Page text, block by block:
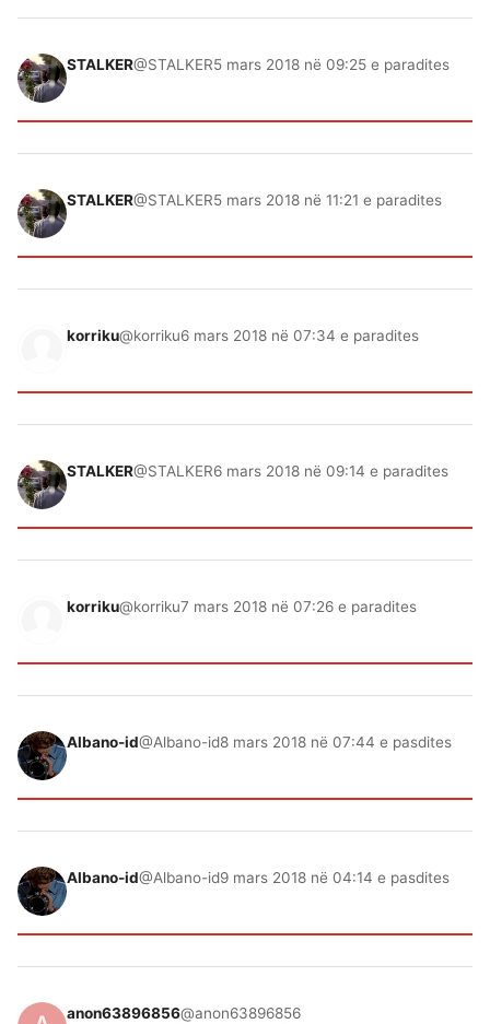
STALKER@STALKER5 mars 2018 në 09:25 e paradites
STALKER@STALKER5 mars 2018 në 11:21 e paradites
korriku@korriku6 mars 2018 në 07:34 e paradites
STALKER@STALKER6 mars 2018 në 09:14 e paradites
korriku@korriku7 mars 2018 në 07:26 e paradites
Albano-id@Albano-id8 mars 2018 në 07:44 e pasdites
Albano-id@Albano-id9 mars 2018 në 04:14 e pasdites
anon63896856@anon63896856